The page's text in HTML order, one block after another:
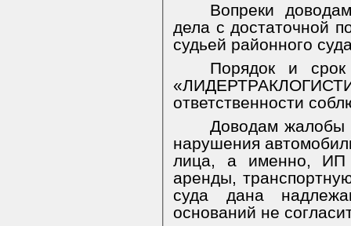
Вопреки
дела с достаточной
судьей районного
Порядок и
ответственности
Доводам жалобы
нарушения
лица, а именно, ИП
аренды,
суда дана
оснований не